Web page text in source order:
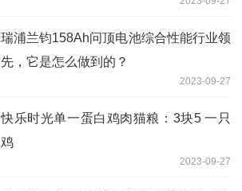
瑞浦兰钧158Ah问顶电池综合性能行业领
先，它是怎么做到的？
2023-09-27
快乐时光单一蛋白鸡肉猫粮：3块5 一只
鸡
2023-09-27